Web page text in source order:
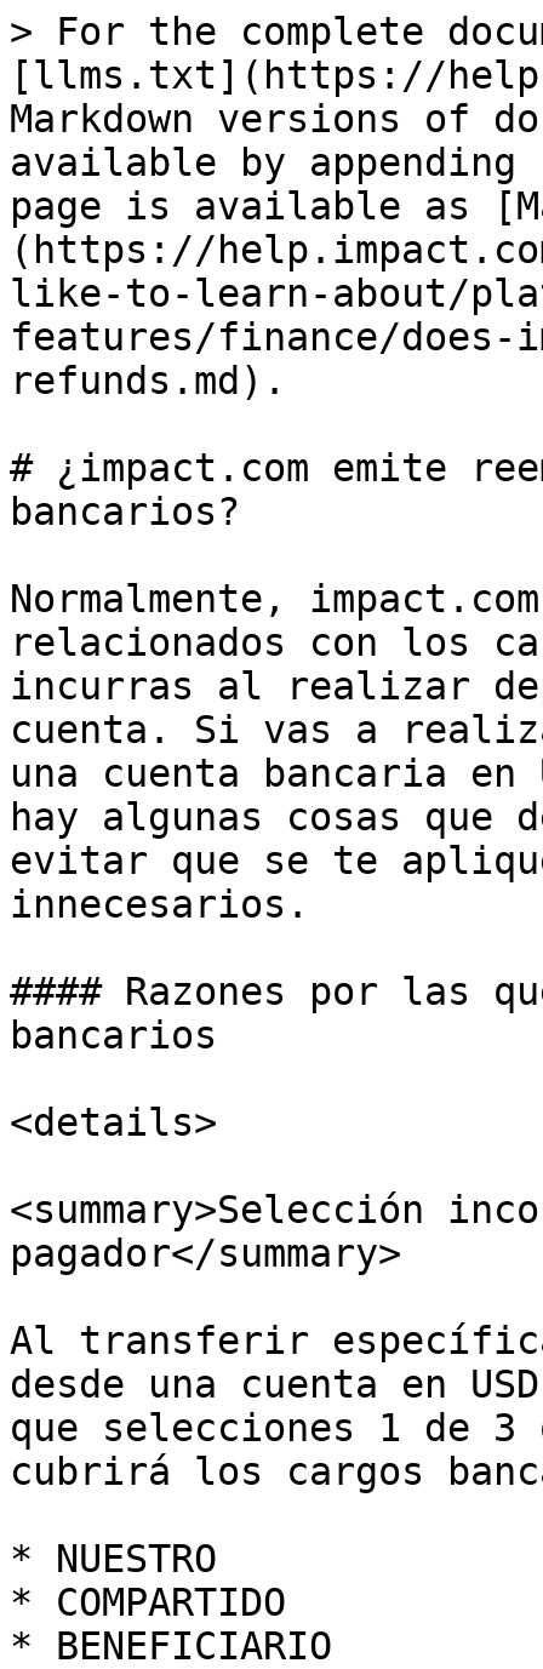
> For the complete
[llms.txt](https://
Markdown versions of
available by
page is available as
(https://
like-to-learn-about/
features/finance/does-
refunds.md).
# ¿impact.com emite
bancarios?
Normalmente,
relacionados con los
incurras al realizar
cuenta. Si vas a
una cuenta bancaria en
hay algunas cosas que
evitar que se te
innecesarios.
#### Razones por las
bancarios
<details>
<summary>Selección
pagador</summary>
Al transferir
desde una cuenta en
que selecciones 1 de
cubrirá los cargos
* NUESTRO
* COMPARTIDO
* BENEFICIARIO